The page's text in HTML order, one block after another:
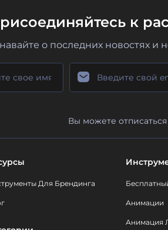
к
о последних новостях
Вы можете
Для Брендинга
Анимации
Анимация